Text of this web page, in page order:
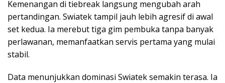
Kemenangan di tiebreak langsung mengubah arah
pertandingan. Swiatek tampil jauh lebih agresif di awal
set kedua. Ia merebut tiga gim pembuka tanpa banyak
perlawanan, memanfaatkan servis pertama yang mulai
stabil.
Data menunjukkan dominasi Swiatek semakin terasa. Ia